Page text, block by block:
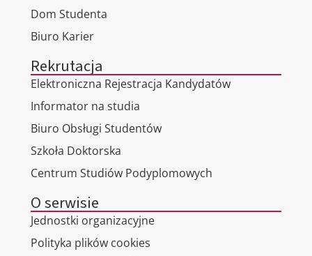
Dom Studenta
Biuro Karier
Rekrutacja
Elektroniczna Rejestracja Kandydatów
Informator na studia
Biuro Obsługi Studentów
Szkoła Doktorska
Centrum Studiów Podyplomowych
O serwisie
Jednostki organizacyjne
Polityka plików cookies